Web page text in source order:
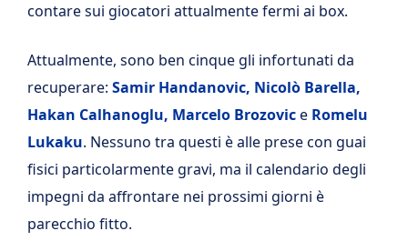
contare sui giocatori attualmente fermi ai box.
Attualmente, sono ben cinque gli infortunati da
recuperare: Samir Handanovic, Nicolò Barella,
Hakan Calhanoglu, Marcelo Brozovice Romelu
Lukaku. Nessuno tra questi è alle prese con guai
fisici particolarmente gravi, ma il calendario degli
impegni da affrontare nei prossimi giorni è
parecchio fitto.